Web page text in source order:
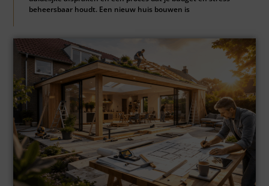
beheersbaar houdt. Een nieuw huis bouwen is